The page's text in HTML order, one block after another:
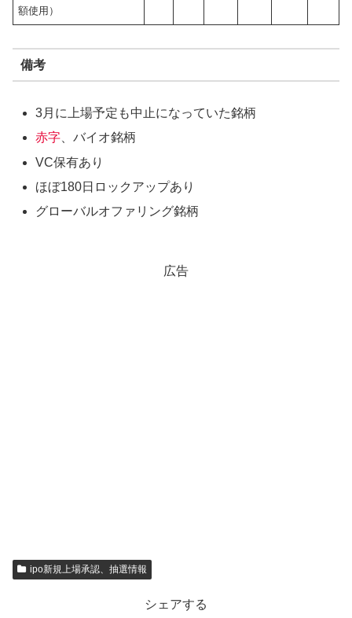
額使用）
備考
3月に上場予定も中止になっていた銘柄
赤字、バイオ銘柄
VC保有あり
ほぼ180日ロックアップあり
グローバルオファリング銘柄
広告
ipo新規上場承認、抽選情報
シェアする